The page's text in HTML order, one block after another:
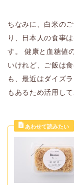
ちなみに、白米の
り、日本人の食事
す。 健康と血糖値
いけれど、ご飯は
も、最近はダイズ
もあるため活用し